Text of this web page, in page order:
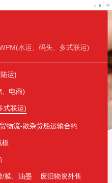
水运、码头、多式联运)
运)
、电商)
式联运)
物流-散杂货船运输合约
/膜、油墨 废旧物资外售